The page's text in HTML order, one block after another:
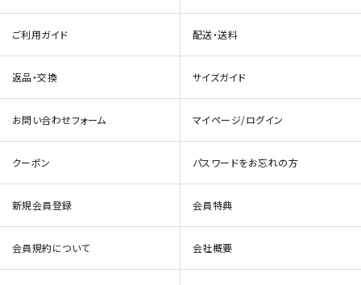
ご利用ガイド 配送・送料
返品・交換 サイズガイド
お問い合わせフォーム マイページ/ログイン
クーポン パスワードをお忘れの方
新規会員登録 会員特典
会員規約について 会社概要